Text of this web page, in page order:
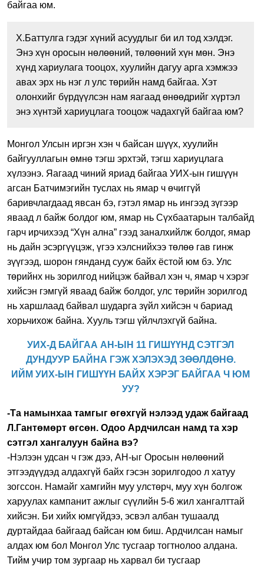
байгаа юм.
Х.Баттулга гэдэг хүний асуудлыг би ил тод хэлдэг.
Энэ хүн оросын нөлөөний, төлөөний хүн мөн. Энэ
хүнд хариулага тооцох, хуулийн дагуу арга хэмжээ
авах эрх нь нэг л улс төрийн намд байгаа. Хэт
олонхийг бүрдүүлсэн нам яагаад өнөөдрийг хүртэл
энэ хүнтэй хариуцлага тооцож чадахгүй байгаа юм?
Монгол Улсын иргэн хэн ч байсан шүүх, хуулийн
байгууллагын өмнө тэгш эрхтэй, тэгш хариуцлага
хүлээнэ. Яагаад чиний яриад байгаа УИХ-ын гишүүн
агсан Батчимэгийн туслах нь ямар ч өчиггүй
баривчлагдаад явсан бэ, гэтэл ямар нь ингээд зүгээр
яваад л байж болдог юм, ямар нь Сүхбаатарын талбайд
гарч ирчихээд “Хүн ална” гээд заналхийлж болдог, ямар
нь дайн эсэргүүцэж, үгээ хэлснийхээ төлөө гав гинж
зүүгээд, шорон гянданд сууж байх ёстой юм бэ. Улс
төрийнх нь зорилгод нийцэж байвал хэн ч, ямар ч хэрэг
хийсэн гэмгүй яваад байж болдог, улс төрийн зорилгод
нь харшлаад байвал шударга зүйл хийсэн ч бариад
хорьчихож байна. Хууль тэгш үйлчлэхгүй байна.
УИХ-Д БАЙГАА АН-ЫН 11 ГИШҮҮНД СЭТГЭЛ
ДУНДУУР БАЙНА ГЭЖ ХЭЛЭХЭД ЗӨӨЛДӨНӨ.
ИЙМ УИХ-ЫН ГИШҮҮН БАЙХ ХЭРЭГ БАЙГАА Ч ЮМ
УУ?
-Та намынхаа тамгыг өгөхгүй нэлээд удаж байгаад
Л.Гантөмөрт өгсөн. Одоо Ардчилсан намд та хэр
сэтгэл хангалуун байна вэ?
-Нэлээн удсан ч гэж дээ, АН-ыг Оросын нөлөөний
этгээдүүдэд алдахгүй байх гэсэн зорилгодоо л хатуу
зогссон. Намайг хамгийн муу улстөрч, муу хүн болгож
харуулах кампанит ажлыг сүүлийн 5-6 жил хангалттай
хийсэн. Би хийх юмгүйдээ, эсвэл албан тушаалд
дуртайдаа байгаад байсан юм биш. Ардчилсан намыг
алдах юм бол Монгол Улс тусгаар тогтнолоо алдана.
Тийм учир том зургаар нь харвал би тусгаар